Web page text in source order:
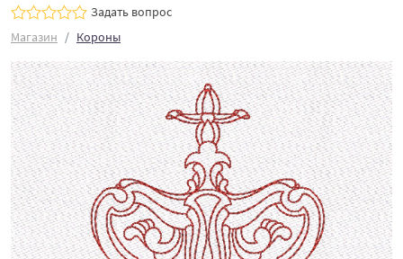
Задать вопрос
Магазин
Короны